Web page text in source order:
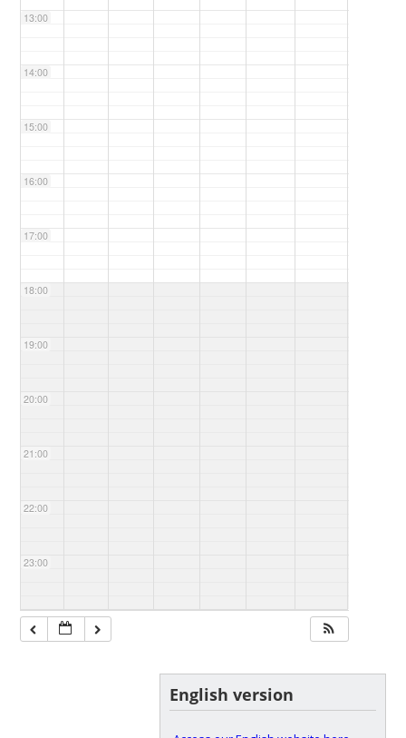
13:00
14:00
15:00
16:00
17:00
18:00
19:00
20:00
21:00
22:00
23:00
English version